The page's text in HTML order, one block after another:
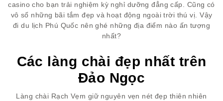
casino cho bạn trải nghiệm kỳ nghỉ dưỡng đẳng cấp. Cũng có
vô số những bãi tắm đẹp và hoạt động ngoài trời thú vị. Vậy
đi du lịch Phú Quốc nên ghé những địa điểm nào ấn tượng
nhất?
Các làng chài đẹp nhất trên
Đảo Ngọc
Làng chài Rạch Vẹm giữ nguyên vẹn nét đẹp thiên nhiên